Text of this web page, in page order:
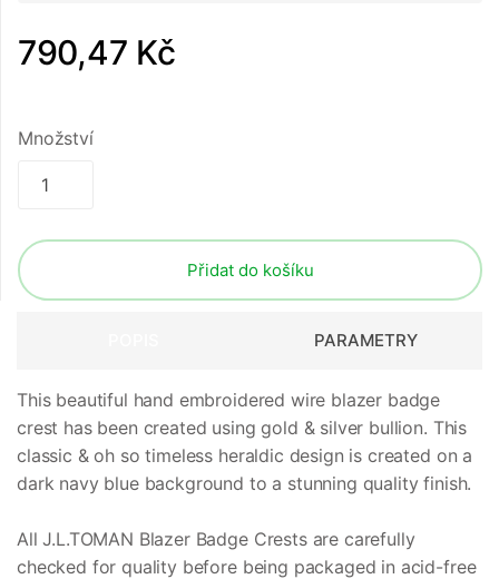
790,47 Kč
Množství
Přidat do košíku
PARAMETRY
This beautiful hand embroidered wire blazer badge
crest has been created using gold & silver bullion. This
classic & oh so timeless heraldic design is created on a
dark navy blue background to a stunning quality finish.
All J.L.TOMAN Blazer Badge Crests are carefully
checked for quality before being packaged in acid-free